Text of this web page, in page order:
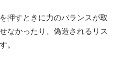
押すときに力のバランスが取
なかったり、偽造されるリス
。